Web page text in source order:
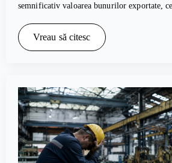
semnificativ valoarea bunurilor exportate,
Vreau să citesc